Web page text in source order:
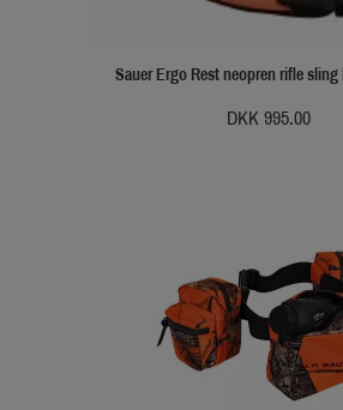
Sauer Ergo Rest neopren rifle sling
DKK 995.00